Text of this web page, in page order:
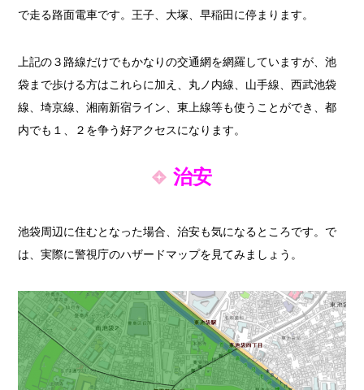
で走る路面電車です。王子、大塚、早稲田に停まります。
上記の３路線だけでもかなりの交通網を網羅していますが、池
袋まで歩ける方はこれらに加え、丸ノ内線、山手線、西武池袋
線、埼京線、湘南新宿ライン、東上線等も使うことができ、都
内でも１、２を争う好アクセスになります。
治安
池袋周辺に住むとなった場合、治安も気になるところです。で
は、実際に警視庁のハザードマップを見てみましょう。